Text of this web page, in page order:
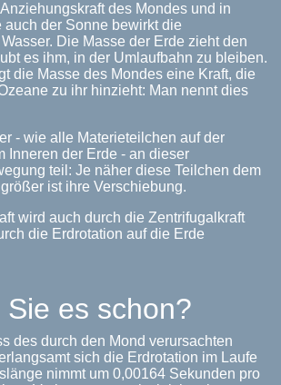
des Mondes und in
der Sonne bewirkt die
Die Masse der Erde zieht den
es ihm, in der Umlaufbahn zu bleiben.
die Masse des Mondes eine Kraft, die
zu ihr hinzieht: Man nennt dies
- wie alle Materieteilchen auf der
Inneren der Erde - an dieser
teil: Je näher diese Teilchen dem
ist ihre Verschiebung.
wird auch durch die Zentrifugalkraft
die Erdrotation auf die Erde
es schon?
des durch den Mond verursachten
sich die Erdrotation im Laufe
nimmt um 0,00164 Sekunden pro